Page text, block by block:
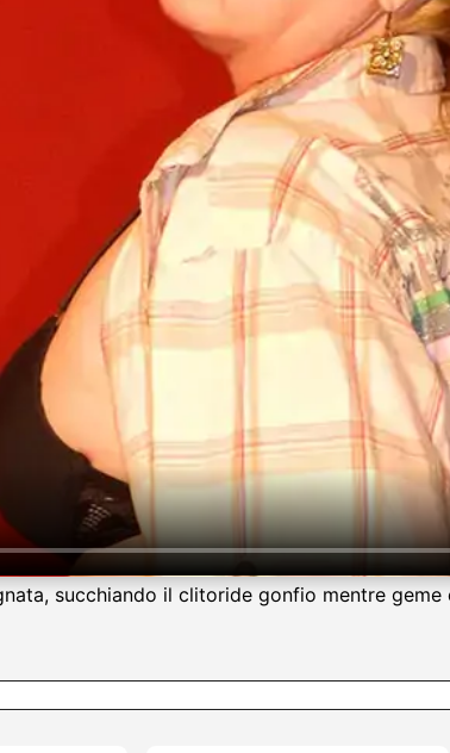
succhiando il clitoride gonfio mentre